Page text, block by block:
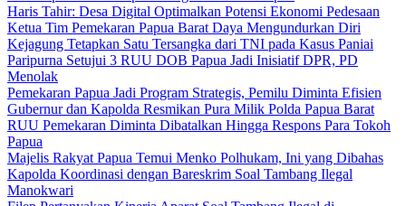
Haris Tahir: Desa Digital Optimalkan Potensi Ekonomi Pedesaan
Ketua Tim Pemekaran Papua Barat Daya Mengundurkan Diri
Kejagung Tetapkan Satu Tersangka dari TNI pada Kasus Paniai
Paripurna Setujui 3 RUU DOB Papua Jadi Inisiatif DPR, PD
Menolak
Pemekaran Papua Jadi Program Strategis, Pemilu Diminta Efisien
Gubernur dan Kapolda Resmikan Pura Milik Polda Papua Barat
RUU Pemekaran Diminta Dibatalkan Hingga Respons Para Tokoh
Papua
Majelis Rakyat Papua Temui Menko Polhukam, Ini yang Dibahas
Kapolda Koordinasi dengan Bareskrim Soal Tambang Ilegal
Manokwari